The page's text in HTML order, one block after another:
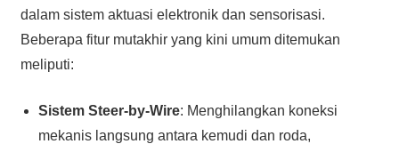
dalam sistem aktuasi elektronik dan sensorisasi.
Beberapa fitur mutakhir yang kini umum ditemukan
meliputi:
Sistem Steer-by-Wire: Menghilangkan koneksi
mekanis langsung antara kemudi dan roda,